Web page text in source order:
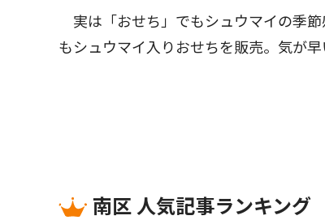
実は「おせち」でもシュウマイの季節
もシュウマイ入りおせちを販売。気が
南区 人気記事ランキング